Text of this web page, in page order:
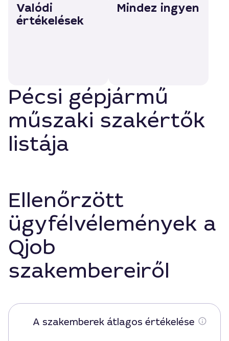
Valódi
értékelések
Mindez ingyen
Pécsi gépjármű
műszaki szakértők
listája
Ellenőrzött
ügyfélvélemények a
Qjob
szakembereiről
A szakemberek átlagos értékelése